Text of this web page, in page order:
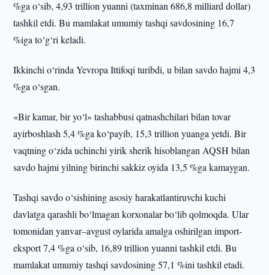
%ga o‘sib, 4,93 trillion yuanni (taxminan 686,8 milliard dollar)
tashkil etdi. Bu mamlakat umumiy tashqi savdosining 16,7
%iga to‘g‘ri keladi.
Ikkinchi o‘rinda Yevropa Ittifoqi turibdi, u bilan savdo hajmi 4,3
%ga o‘sgan.
«Bir kamar, bir yo‘l» tashabbusi qatnashchilari bilan tovar
ayirboshlash 5,4 %ga ko‘payib, 15,3 trillion yuanga yetdi. Bir
vaqtning o‘zida uchinchi yirik sherik hisoblangan AQSH bilan
savdo hajmi yilning birinchi sakkiz oyida 13,5 %ga kamaygan.
Tashqi savdo o‘sishining asosiy harakatlantiruvchi kuchi
davlatga qarashli bo‘lmagan korxonalar bo‘lib qolmoqda. Ular
tomonidan yanvar–avgust oylarida amalga oshirilgan import-
eksport 7,4 %ga o‘sib, 16,89 trillion yuanni tashkil etdi. Bu
mamlakat umumiy tashqi savdosining 57,1 %ini tashkil etadi.